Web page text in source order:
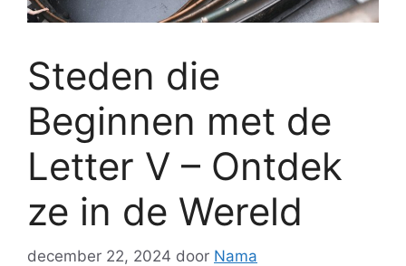
Steden die
Beginnen met de
Letter V – Ontdek
ze in de Wereld
december 22, 2024 door Nama